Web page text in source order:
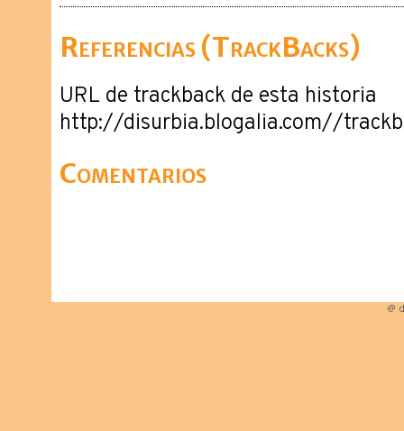
Referencias (TrackBacks)
URL de trackback de esta historia
http://disurbia.blogalia.com//
Comentarios
@